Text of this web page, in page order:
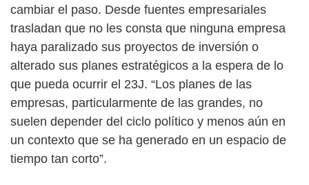
cambiar el paso. Desde fuentes empresariales
trasladan que no les consta que ninguna empresa
haya paralizado sus proyectos de inversión o
alterado sus planes estratégicos a la espera de lo
que pueda ocurrir el 23J. “Los planes de las
empresas, particularmente de las grandes, no
suelen depender del ciclo político y menos aún en
un contexto que se ha generado en un espacio de
tiempo tan corto”.